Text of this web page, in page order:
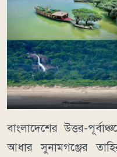
বাংলাদেশের উত্তর-
আধার সুনামগঞ্জের